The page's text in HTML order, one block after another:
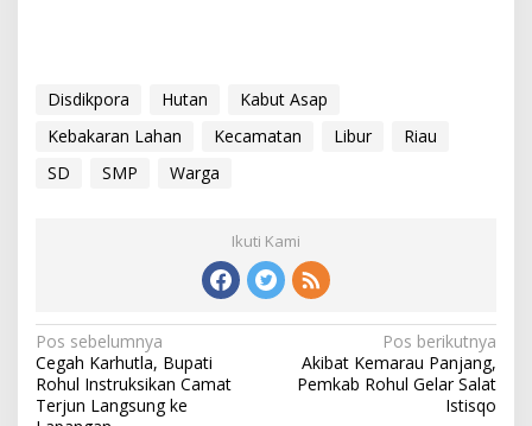
Disdikpora Hutan
Kabut Asap
Kebakaran Lahan
Kecamatan Libur
Riau
SD
SMP Warga
Ikuti Kami
Navigasi
pos
Pos sebelumnya
Cegah Karhutla, Bupati
Rohul Instruksikan Camat
Terjun Langsung ke
Pos berikutnya
Akibat Kemarau Panjang,
Pemkab Rohul Gelar Salat
Istisqo